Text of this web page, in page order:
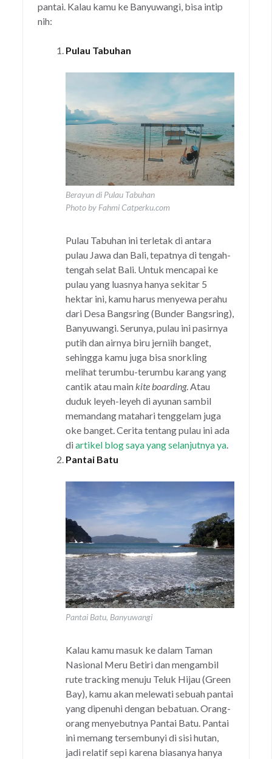
pantai. Kalau kamu ke Banyuwangi, bisa intip
nih:
Pulau Tabuhan
Berayun di Pulau Tabuhan
Photo by Fahmi Catperku.com
Pulau Tabuhan ini terletak di antara
pulau Jawa dan Bali, tepatnya di tengah-
tengah selat Bali. Untuk mencapai ke
pulau yang luasnya hanya sekitar 5
hektar ini, kamu harus menyewa perahu
dari Desa Bangsring (Bunder Bangsring),
Banyuwangi. Serunya, pulau ini pasirnya
putih dan airnya biru jerniih banget,
sehingga kamu juga bisa snorkling
melihat terumbu-terumbu karang yang
cantik atau main kite boarding. Atau
duduk leyeh-leyeh di ayunan sambil
memandang matahari tenggelam juga
oke banget. Cerita tentang pulau ini ada
di artikel blog saya yang selanjutnya ya.
Pantai Batu
Pantai Batu, Banyuwangi
Kalau kamu masuk ke dalam Taman
Nasional Meru Betiri dan mengambil
rute tracking menuju Teluk Hijau (Green
Bay), kamu akan melewati sebuah pantai
yang dipenuhi dengan bebatuan. Orang-
orang menyebutnya Pantai Batu. Pantai
ini memang tersembunyi di sisi hutan,
jadi relatif sepi karena biasanya hanya